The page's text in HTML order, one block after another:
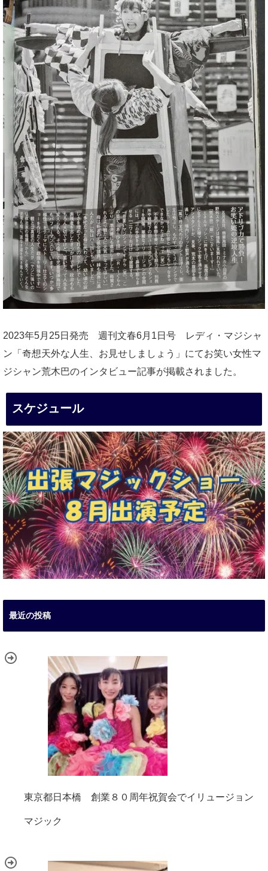
2023年5月25日発売 週刊文春6月1日号 レディ・マジシャ
ン「奇想天外な人生、お見せしましょう」にてお笑い女性マ
ジシャン荒木巴のインタビュー記事が掲載されました。
スケジュール
最近の投稿
東京都日本橋 創業８０周年祝賀会でイリュージョン
マジック